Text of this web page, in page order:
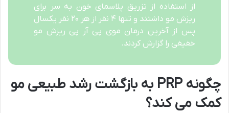
از استفاده از تزریق پلاسمای خون به سر برای
ریزش مو داشتند و تنها ۴ نفر از هر ۲۰ نفر یکسال
پس از آخرین درمان موی پی آر پی ریزش مو
خفیفی را گزارش کردند.
چگونه
به بازگشت رشد طبیعی مو
کمک می‌ کند؟